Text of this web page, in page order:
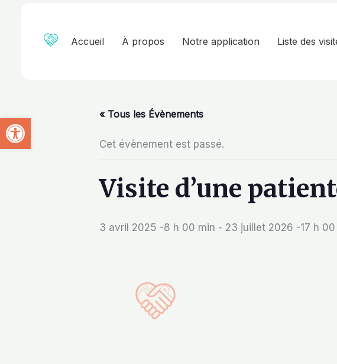
Ouvrir la barre d’outils
Accueil À propos Notre application Liste des
« Tous les Évènements
Cet évènement est passé.
Visite d’une
3 avril 2025 -8 h 00 min - 23 juillet 2026 -17 h 00